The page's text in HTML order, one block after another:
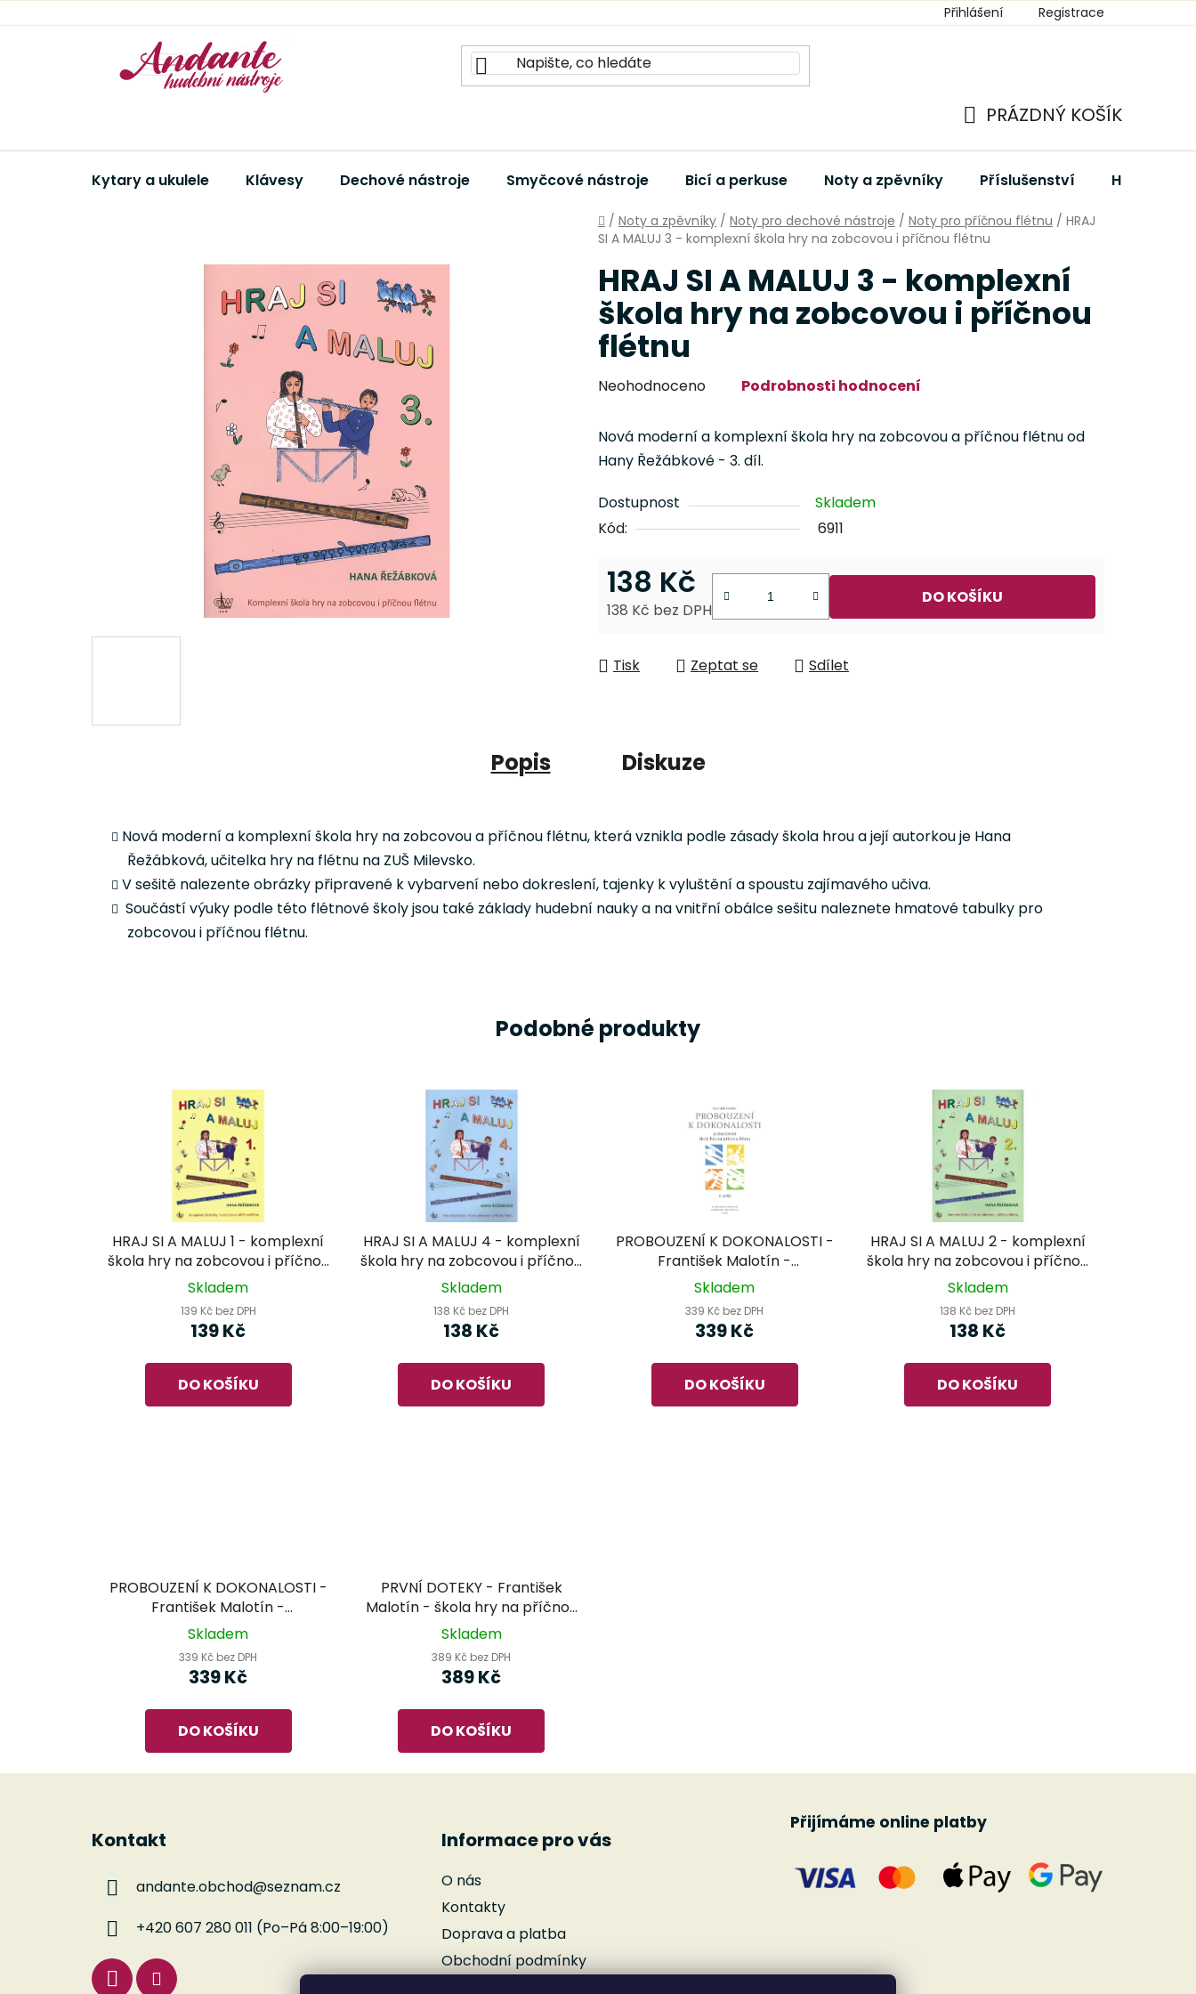
na
Přihlášení Registrace
KOŠÍK
PRÁZDNÝ KOŠÍK
Kytary a ukulele Klávesy Dechové nástroje Smyčcové nástroje Bicí a perkuse Noty a zpěvníky Příslušenství Hudební
Domů
/ Noty a zpěvníky / Noty pro dechové nástroje / Noty pro příčnou flétnu / HRAJ
SI A MALUJ 3 - komplexní škola hry na zobcovou i příčnou flétnu
HRAJ SI A MALUJ 3 - komplexní
škola hry na zobcovou i příčnou
flétnu
Průměrné
produktu
je
z
5
Neohodnoceno Podrobnosti hodnocení
Nová moderní a komplexní škola hry na zobcovou a příčnou flétnu od
Hany Řežábkové - 3. díl.
Dostupnost
Skladem
Kód:
6911
138 Kč
138 Kč bez DPH
DO KOŠÍKU
Tisk Zeptat se Sdílet
Popis Diskuze
Nová moderní a komplexní škola hry na zobcovou a příčnou flétnu, která vznikla podle zásady škola hrou a její autorkou je Hana
Řežábková, učitelka hry na flétnu na ZUŠ Milevsko.
V sešitě nalezente obrázky připravené k vybarvení nebo dokreslení, tajenky k vyluštění a spoustu zajímavého učiva.
Součástí výuky podle této flétnové školy jsou také základy hudební nauky a na vnitřní obálce sešitu naleznete hmatové tabulky pro
zobcovou i příčnou flétnu.
Podobné produkty
HRAJ SI A MALUJ 1 - komplexní
škola hry na zobcovou i příčnou
flétnu
Skladem
139 Kč bez DPH
139 Kč
DO KOŠÍKU
HRAJ SI A MALUJ 4 - komplexní
škola hry na zobcovou i příčnou
flétnu
Skladem
138 Kč bez DPH
138 Kč
DO KOŠÍKU
PROBOUZENÍ K DOKONALOSTI -
František Malotín -
pokračování školy hry na
Skladem
339 Kč bez DPH
339 Kč
DO KOŠÍKU
HRAJ SI A MALUJ 2 - komplexní
škola hry na zobcovou i příčnou
flétnu
Skladem
138 Kč bez DPH
138 Kč
DO KOŠÍKU
PROBOUZENÍ K DOKONALOSTI -
František Malotín -
pokračování školy hry na
Skladem
339 Kč bez DPH
339 Kč
DO KOŠÍKU
PRVNÍ DOTEKY - František
Malotín - škola hry na příčnou
flétnu
Skladem
389 Kč bez DPH
389 Kč
DO KOŠÍKU
Kontakt
andante.obchod@seznam.cz
+420 607 280 011 (Po–Pá 8:00–19:00)
Informace pro vás
O nás
Kontakty
Doprava a platba
Obchodní podmínky
Přijímáme online platby